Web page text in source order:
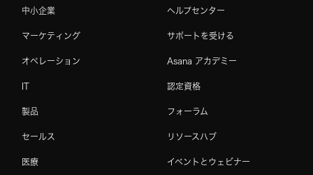
中小企業
マーケティング
オペレーション
IT
製品
セールス
医療
ヘルプセンター
サポートを受ける
Asana アカデミー
認定資格
フォーラム
リソースハブ
イベントとウェビナー